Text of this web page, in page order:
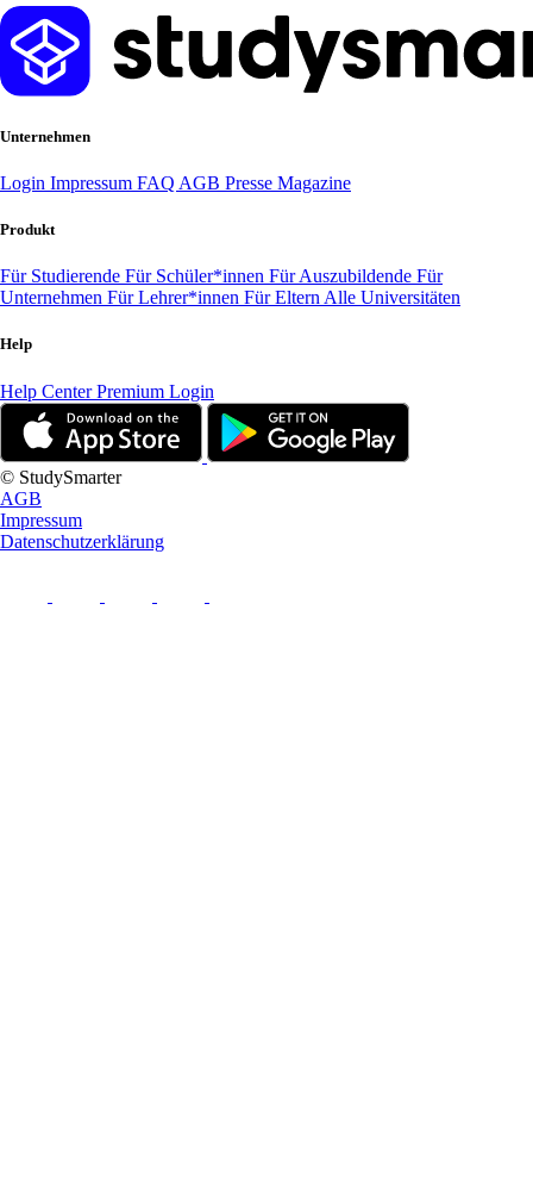
Unternehmen
Login Impressum FAQ AGB Presse Magazine
Produkt
Für Studierende Für Schüler*innen Für Auszubildende Für
Unternehmen Für Lehrer*innen Für Eltern Alle Universitäten
Help
Help CenterPremium Login
© StudySmarter
AGB
Impressum
Datenschutzerklärung